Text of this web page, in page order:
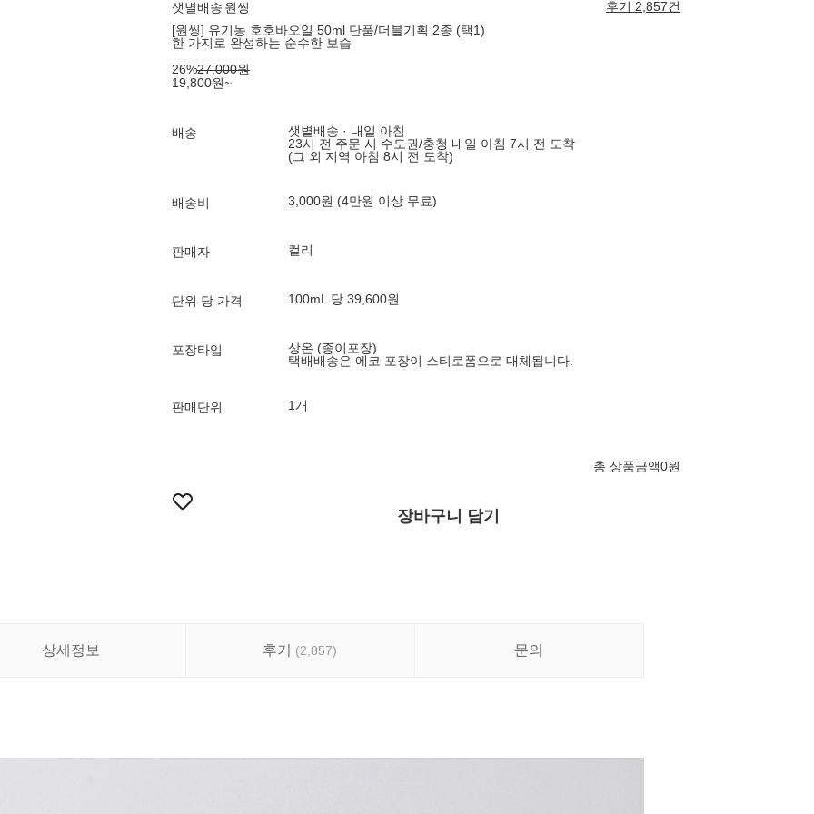
샛별배송 원씽
후기 2,857건
[원씽] 유기농 호호바오일 50ml 단품/더블기획 2종 (택1)
한 가지로 완성하는 순수한 보습
26%27,000원
19,800원~
배송
샛별배송 · 내일 아침
23시 전 주문 시 수도권/충청 내일 아침 7시 전 도착
(그 외 지역 아침 8시 전 도착)
배송비 3,000원 (4만원 이상 무료)
판매자 컬리
단위 당 가격 100mL 당 39,600원
포장타입
상온 (종이포장)
택배배송은 에코 포장이 스티로폼으로 대체됩니다.
판매단위 1개
총 상품금액0원
장바구니 담기
상세정보 후기 (2,857) 문의